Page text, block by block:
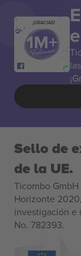
¡GRACIAS!
Sello de
de la UE.
Ticombo
Horizonte
investigación e
No. 782393.